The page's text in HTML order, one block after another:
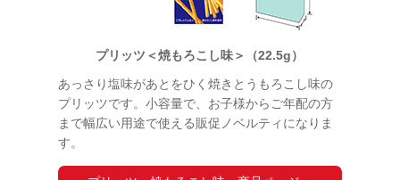
プリッツ＜焼もろこし味＞（22.5g）
あっさり塩味があとをひく焼きとうもろこし味の
プリッツです。小容量で、お子様からご年配の方
まで幅広い用途で使える販促ノベルティになりま
す。